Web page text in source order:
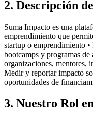
2. Descripción
Suma Impacto es una
emprendimiento que
startup o emprendimiento
bootcamps y programas de
organizaciones, mentores,
Medir y reportar impacto
oportunidades de
3. Nuestro Rol